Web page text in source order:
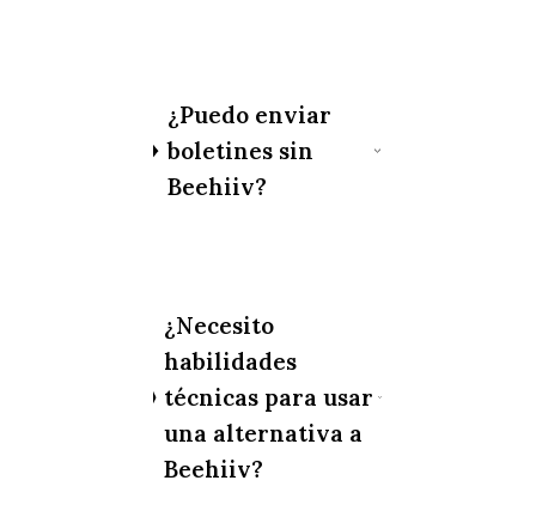
¿Puedo enviar
boletines sin
Beehiiv?
¿Necesito
habilidades
técnicas para usar
una alternativa a
Beehiiv?